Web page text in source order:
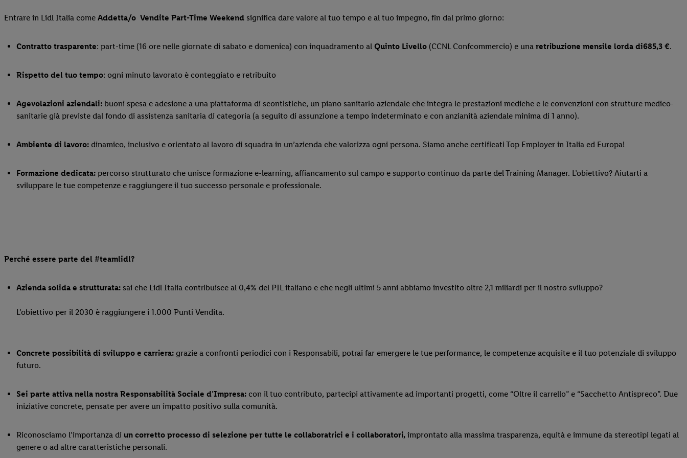
Entrare in Lidl Italia come Addetta/o Vendite Part-Time Weekend significa dare valore al tuo tempo e al tuo impegno, fin dal primo giorno:
Contratto trasparente: part-time (16 ore nelle giornate di sabato e domenica) con inquadramento al Quinto Livello (CCNL Confcommercio) e una retribuzione mensile lorda di685,3 €.
Rispetto del tuo tempo: ogni minuto lavorato è conteggiato e retribuito
Agevolazioni aziendali: buoni spesa e adesione a una piattaforma di scontistiche, un piano sanitario aziendale che integra le prestazioni mediche e le convenzioni con strutture medico-
sanitarie già previste dal fondo di assistenza sanitaria di categoria (a seguito di assunzione a tempo indeterminato e con anzianità aziendale minima di 1 anno).
Ambiente di lavoro: dinamico, inclusivo e orientato al lavoro di squadra in un’azienda che valorizza ogni persona. Siamo anche certificati Top Employer in Italia ed Europa!
Formazione dedicata: percorso strutturato che unisce formazione e-learning, affiancamento sul campo e supporto continuo da parte del Training Manager. L’obiettivo? Aiutarti a
sviluppare le tue competenze e raggiungere il tuo successo personale e professionale.
Perché essere parte del #teamlidl?
Azienda solida e strutturata: sai che Lidl Italia contribuisce al 0,4% del PIL italiano e che negli ultimi 5 anni abbiamo investito oltre 2,1 miliardi per il nostro sviluppo?
L’obiettivo per il 2030 è raggiungere i 1.000 Punti Vendita.
Concrete possibilità di sviluppo e carriera: grazie a confronti periodici con i Responsabili, potrai far emergere le tue performance, le competenze acquisite e il tuo potenziale di sviluppo
futuro.
Sei parte attiva nella nostra Responsabilità Sociale d’Impresa: con il tuo contributo, partecipi attivamente ad importanti progetti, come “Oltre il carrello” e “Sacchetto Antispreco”. Due
iniziative concrete, pensate per avere un impatto positivo sulla comunità.
Riconosciamo l’importanza di un corretto processo di selezione per tutte le collaboratrici e i collaboratori, improntato alla massima trasparenza, equità e immune da stereotipi legati al
genere o ad altre caratteristiche personali.